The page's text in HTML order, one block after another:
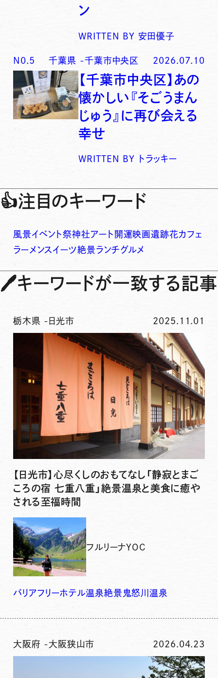
ン
WRITTEN BY 安田優子
N0. 5 千葉県 -千葉市中央区 2026.07.10
【千葉市中央区】あの
懐かしい『そごうまん
じゅう』に再び会える
幸せ
WRITTEN BY トラッキー
👍注目のキーワード
風景イベント祭神社アート 開運映画遺跡花カフェ
ラーメンスイーツ絶景ランチグルメ
🖊キーワードが一致する記事
栃木県 - 日光市 2025.11.01
【日光市】心尽くしのおもてなし「静寂とまご
ころの宿 七重八重」絶景温泉と美食に癒や
される至福時間
フルリーナYOC
バリアフリーホテル温泉絶景 鬼怒川温泉
大阪府 -大阪狭山市 2026.04.23